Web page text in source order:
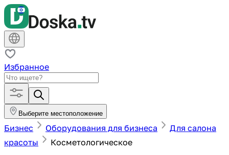
Избранное
Выберите местоположение
Бизнес Оборудования для бизнеса
Для салона
красоты
Косметологическое